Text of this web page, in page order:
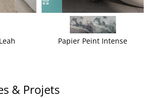
Papier Peint Intense
& Projets